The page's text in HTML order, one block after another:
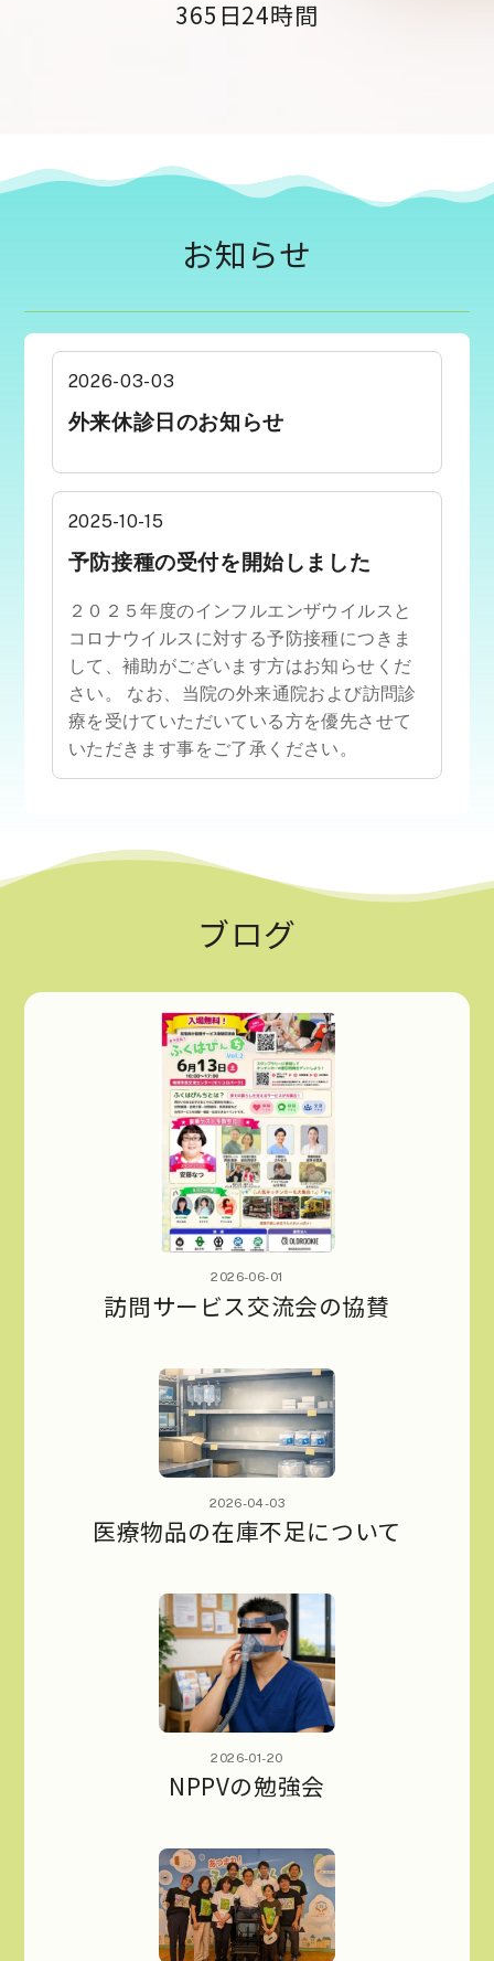
365日24時間
2026-03-03
外来休診日のお知らせ
2025-10-15
予防接種の受付を開始しました
２０２５年度のインフルエンザウイルスと
コロナウイルスに対する予防接種につきま
して、補助がございます方はお知らせくだ
さい。 なお、当院の外来通院および訪問診
療を受けていただいている方を優先させて
いただきます事をご了承ください。
お知らせ
ブログ
2026-06-01
訪問サービス交流会の協賛
2026-04-03
医療物品の在庫不足について
2026-01-20
NPPVの勉強会